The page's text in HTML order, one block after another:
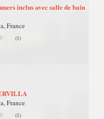
inclus avec salle de bain
France
(1)
France
(1)